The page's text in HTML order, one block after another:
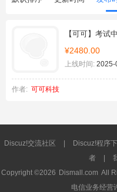
【可可】考试
¥2480.00
上线时间: 2025-
作者: 可可科技
Discuz!交流社区 Discuz!程序
者
Copyright ©2026 Dismall.com All
电信业务经营